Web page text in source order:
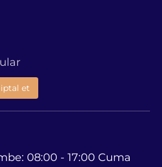
et
08:00 - 17:00 Cuma